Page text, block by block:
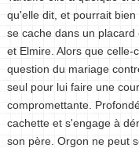
qu'elle dit, et pourrait
se cache dans un
et Elmire. Alors que celle-
question du mariage
seul pour lui faire une
compromettante.
cachette et s'engage à
son père. Orgon ne peut